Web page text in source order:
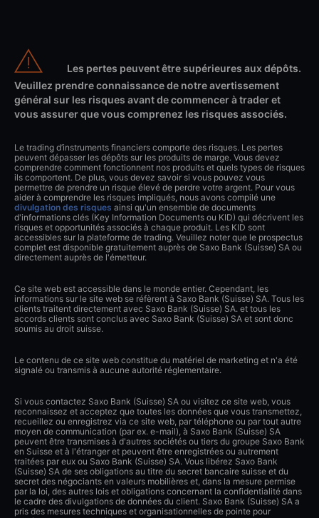
Les pertes peuvent être supérieures aux dépôts.
Veuillez prendre connaissance de notre avertissement
général sur les risques avant de commencer à trader et
vous assurer que vous comprenez les risques associés.
Le trading d’instruments financiers comporte des risques. Les pertes
peuvent dépasser les dépôts sur les produits de marge. Vous devez
comprendre comment fonctionnent nos produits et quels types de risques
ils comportent. De plus, vous devez savoir si vous pouvez vous
permettre de prendre un risque élevé de perdre votre argent. Pour vous
aider à comprendre les risques impliqués, nous avons compilé une
divulgation des risques ainsi qu'un ensemble de documents
d'informations clés (Key Information Documents ou KID) qui décrivent les
risques et opportunités associés à chaque produit. Les KID sont
accessibles sur la plateforme de trading. Veuillez noter que le prospectus
complet est disponible gratuitement auprès de Saxo Bank (Suisse) SA ou
directement auprès de l'émetteur.
Ce site web est accessible dans le monde entier. Cependant, les
informations sur le site web se réfèrent à Saxo Bank (Suisse) SA. Tous les
clients traitent directement avec Saxo Bank (Suisse) SA. et tous les
accords clients sont conclus avec Saxo Bank (Suisse) SA et sont donc
soumis au droit suisse.
Le contenu de ce site web constitue du matériel de marketing et n'a été
signalé ou transmis à aucune autorité réglementaire.
Si vous contactez Saxo Bank (Suisse) SA ou visitez ce site web, vous
reconnaissez et acceptez que toutes les données que vous transmettez,
recueillez ou enregistrez via ce site web, par téléphone ou par tout autre
moyen de communication (par ex. e-mail), à Saxo Bank (Suisse) SA
peuvent être transmises à d'autres sociétés ou tiers du groupe Saxo Bank
en Suisse et à l'étranger et peuvent être enregistrées ou autrement
traitées par eux ou Saxo Bank (Suisse) SA. Vous libérez Saxo Bank
(Suisse) SA de ses obligations au titre du secret bancaire suisse et du
secret des négociants en valeurs mobilières et, dans la mesure permise
par la loi, des autres lois et obligations concernant la confidentialité dans
le cadre des divulgations de données du client. Saxo Bank (Suisse) SA a
pris des mesures techniques et organisationnelles de pointe pour